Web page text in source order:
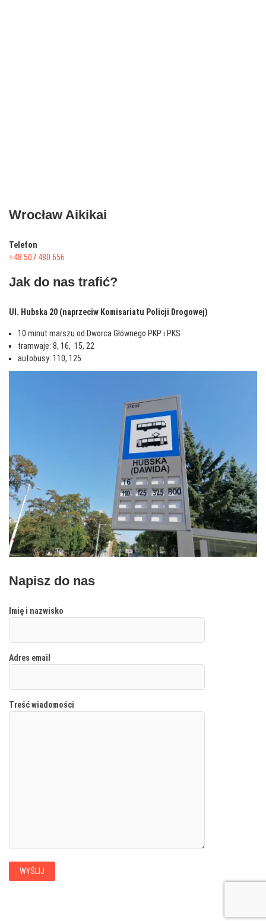
Wrocław Aikikai
Telefon
+48 507 480 656
Jak do nas trafić?
Ul. Hubska 20 (naprzeciw Komisariatu Policji Drogowej)
10 minut marszu od Dworca Głównego PKP i PKS
tramwaje: 8, 16, 15, 22
autobusy: 110, 125
Napisz do nas
Imię i nazwisko
Adres email
Treść wiadomości